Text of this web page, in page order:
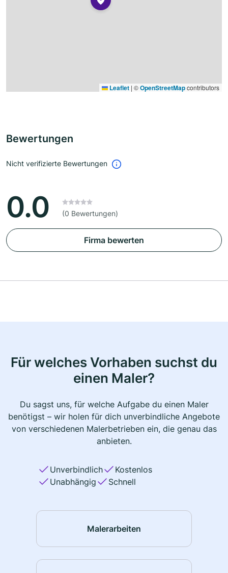
Leaflet | ©OpenStreetMapcontributors
Bewertungen
Nicht verifizierte Bewertungen
0.0 (0 Bewertungen)
Firma bewerten
Für welches Vorhaben suchst du
einen Maler?
Du sagst uns, für welche Aufgabe du einen Maler
benötigst – wir holen für dich unverbindliche Angebote
von verschiedenen Malerbetrieben ein, die genau das
anbieten.
Unverbindlich
Kostenlos
Unabhängig
Schnell
Malerarbeiten